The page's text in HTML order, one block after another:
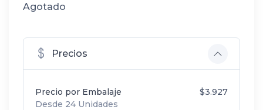
Agotado
Precios
Precio por Embalaje
Desde 24 Unidades
$3.927